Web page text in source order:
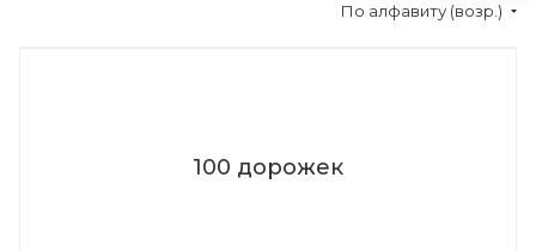
По алфавиту (возр.)
100 дорожек